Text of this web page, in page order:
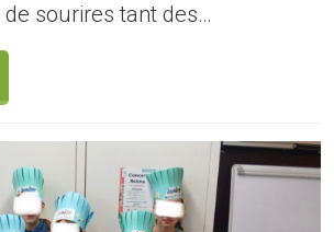
sourires tant des…